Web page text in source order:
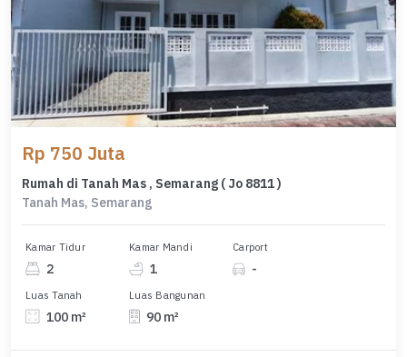
Rp 750 Juta
Rumah di Tanah Mas , Semarang ( Jo 8811 )
Tanah Mas, Semarang
Kamar Tidur
2
Kamar Mandi
1
Carport
-
Luas Tanah
100 m²
Luas Bangunan
90 m²